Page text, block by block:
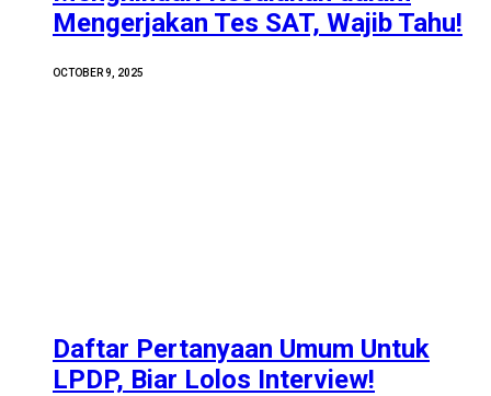
Mengerjakan Tes SAT, Wajib Tahu!
OCTOBER 9, 2025
Daftar Pertanyaan Umum Untuk
LPDP, Biar Lolos Interview!